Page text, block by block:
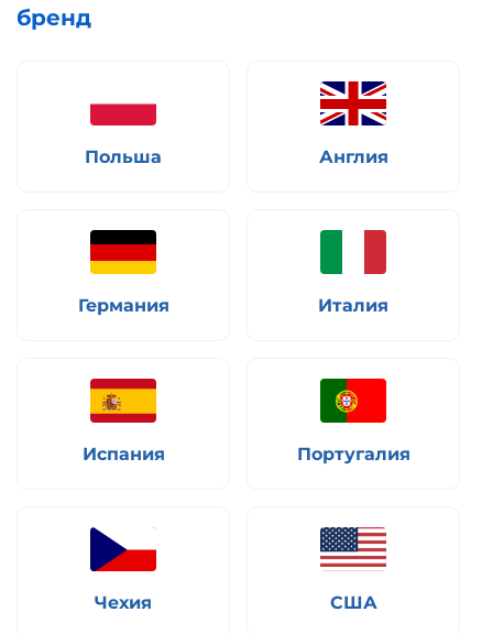
бренд
Польша Англия
Германия Италия
Испания Португалия
Чехия США